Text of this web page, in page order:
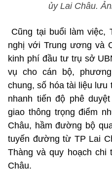
ủy Lai Châu.
Cũng tại buổi làm việc,
nghị với Trung ương và
kinh phí đầu tư trụ sở
vụ cho cán bộ,
chung, số hóa tài liệu
nhanh tiến độ phê
giao thông trọng điểm
Châu, hầm đường bộ
tuyến đường từ TP Lai
Thàng và quy hoạch chi
Châu.